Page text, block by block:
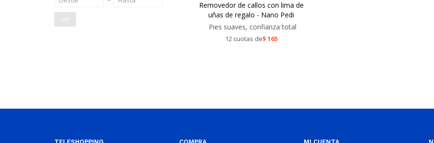
Removedor de callos con lima de
uñas de regalo - Nano Pedi
Pies suaves, confianza total
12 cuotas de$165
OK